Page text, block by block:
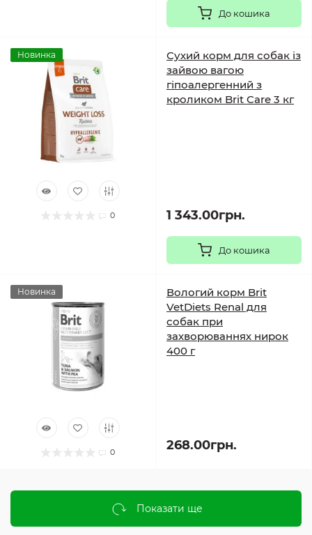
До кошика
Новинка
0
Сухий корм для собак із
зайвою вагою
гіпоалергенний з
кроликом Brit Care 3 кг
1 343.00грн.
До кошика
Новинка
0
Вологий корм Brit
VetDiets Renal для
собак при
захворюваннях нирок
400 г
268.00грн.
Показати ще